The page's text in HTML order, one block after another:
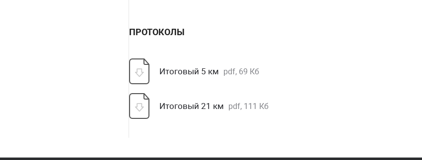
ПРОТОКОЛЫ
Итоговый 5 км pdf, 69 Кб
Итоговый 21 км pdf, 111 Кб